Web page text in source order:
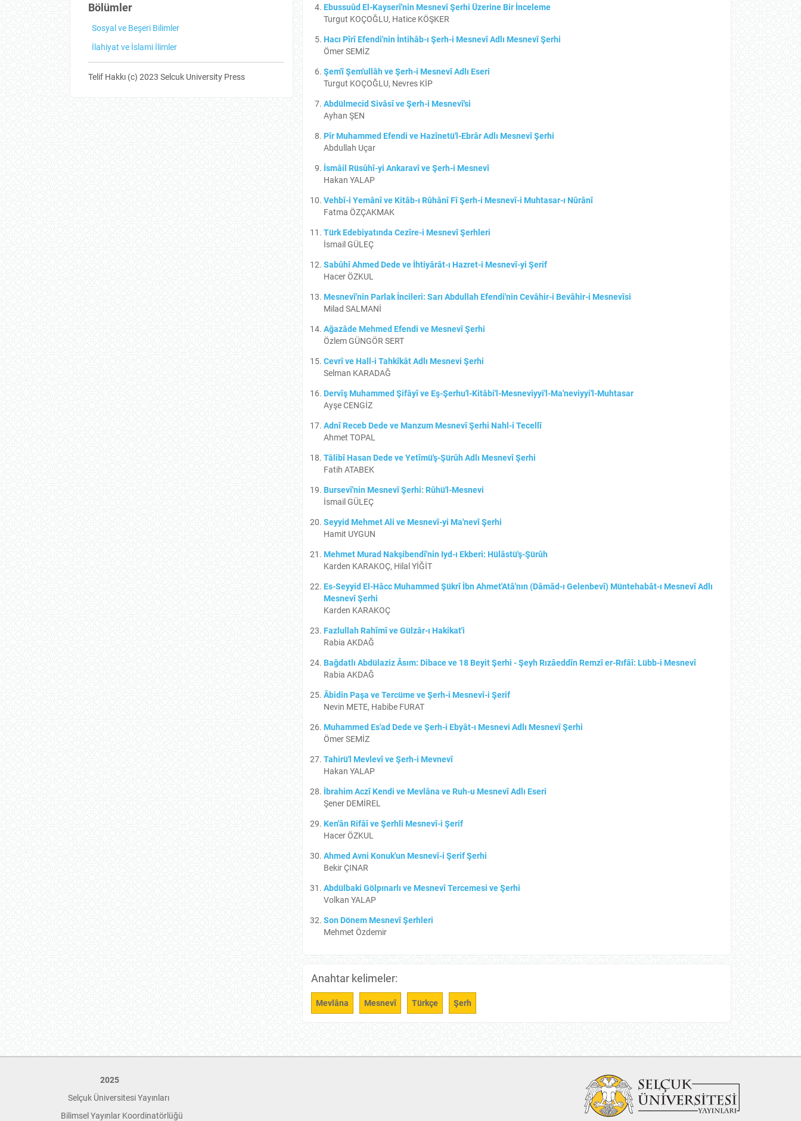
Ebussuûd El-Kayserî'nin Mesnevî Şerhi Üzerine Bir İnceleme
Turgut KOÇOĞLU, Hatice KÖŞKER
Hacı Pîrî Efendi'nin İntihâb-ı Şerh-i Mesnevî Adlı Mesnevî Şerhi
Ömer SEMİZ
Şem'î Şem'ullâh ve Şerh-i Mesnevî Adlı Eseri
Turgut KOÇOĞLU, Nevres KİP
Abdülmecid Sivâsî ve Şerh-i Mesnevî'si
Ayhan ŞEN
Pîr Muhammed Efendi ve Hazînetü'l-Ebrâr Adlı Mesnevî Şerhi
Abdullah Uçar
İsmâil Rüsûhî-yi Ankaravî ve Şerh-i Mesnevî
Hakan YALAP
Vehbî-i Yemânî ve Kitâb-ı Rûhânî Fî Şerh-i Mesnevî-i Muhtasar-ı Nûrânî
Fatma ÖZÇAKMAK
Türk Edebiyatında Cezîre-i Mesnevî Şerhleri
İsmail GÜLEÇ
Sabûhî Ahmed Dede ve İhtiyârât-ı Hazret-i Mesnevî-yi Şerif
Hacer ÖZKUL
Mesnevî'nin Parlak İncileri: Sarı Abdullah Efendi'nin Cevâhir-i Bevâhir-i Mesnevîsi
Milad SALMANİ
Ağazâde Mehmed Efendi ve Mesnevî Şerhi
Özlem GÜNGÖR SERT
Cevrî ve Hall-i Tahkîkât Adlı Mesnevi Şerhi
Selman KARADAĞ
Dervîş Muhammed Şifâyî ve Eş-Şerhu'l-Kitâbi'l-Mesneviyyi'l-Ma'neviyyi'l-Muhtasar
Ayşe CENGİZ
Adnî Receb Dede ve Manzum Mesnevî Şerhi Nahl-i Tecellî
Ahmet TOPAL
Tâlibî Hasan Dede ve Yetîmü'ş-Şürûh Adlı Mesnevî Şerhi
Fatih ATABEK
Bursevî'nin Mesnevî Şerhi: Rûhü'l-Mesnevi
İsmail GÜLEÇ
Seyyid Mehmet Ali ve Mesnevî-yi Ma'nevî Şerhi
Hamit UYGUN
Mehmet Murad Nakşibendî'nin Iyd-ı Ekberi: Hülâstü'ş-Şürûh
Karden KARAKOÇ, Hilal YİĞİT
Es-Seyyid El-Hâcc Muhammed Şükrî İbn Ahmet'Atâ'nın (Dâmâd-ı Gelenbevî) Müntehabât-ı Mesnevî Adlı
Mesnevî Şerhi
Karden KARAKOÇ
Fazlullah Rahîmî ve Gülzâr-ı Hakikat'i
Rabia AKDAĞ
Bağdatlı Abdülaziz Âsım: Dibace ve 18 Beyit Şerhi - Şeyh Rızâeddîn Remzî er-Rıfâî: Lübb-i Mesnevî
Rabia AKDAĞ
Âbidin Paşa ve Tercüme ve Şerh-i Mesnevî-i Şerif
Nevin METE, Habibe FURAT
Muhammed Es'ad Dede ve Şerh-i Ebyât-ı Mesnevi Adlı Mesnevî Şerhi
Ömer SEMİZ
Tahirü'l Mevlevî ve Şerh-i Mevnevî
Hakan YALAP
İbrahim Aczî Kendi ve Mevlâna ve Ruh-u Mesnevî Adlı Eseri
Şener DEMİREL
Ken'ân Rifâî ve Şerhli Mesnevî-i Şerif
Hacer ÖZKUL
Ahmed Avni Konuk'un Mesnevî-i Şerif Şerhi
Bekir ÇINAR
Abdülbaki Gölpınarlı ve Mesnevî Tercemesi ve Şerhi
Volkan YALAP
Son Dönem Mesnevî Şerhleri
Mehmet Özdemir
Anahtar kelimeler:
Mevlâna Mesnevî Türkçe Şerh
Bölümler
Sosyal ve Beşeri Bilimler
İlahiyat ve İslami İlimler
Telif Hakkı (c) 2023 Selcuk University Press
2025
Selçuk Üniversitesi Yayınları
Bilimsel Yayınlar Koordinatörlüğü